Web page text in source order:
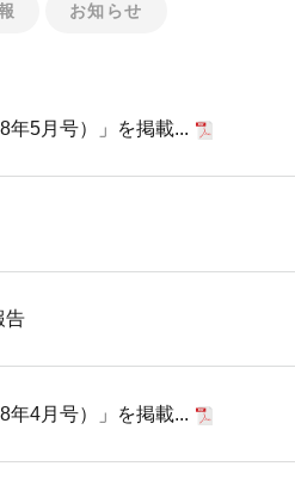
お知らせ
年5月号）」を掲載...
告
年4月号）」を掲載...